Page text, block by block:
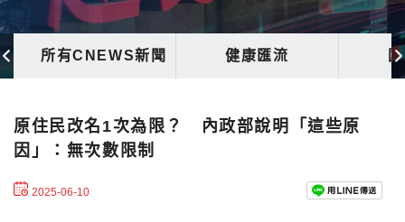
所有CNEWS新聞 健康匯流
原住民改名1次為限？ 內政部說明「這些原
因」：無次數限制
2025-06-10